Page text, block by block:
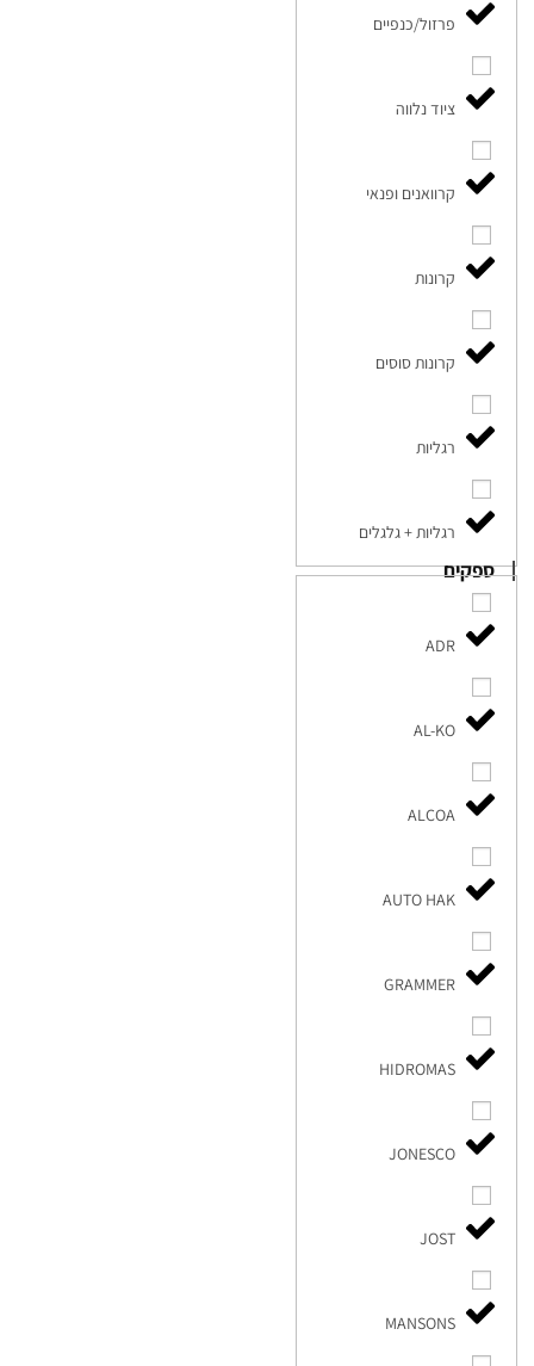
פרזול/כנפיים
ציוד נלווה
קרוואנים ופנאי
קרונות
קרונות סוסים
רגליות
רגליות + גלגלים
ספקים
ADR
AL-KO
ALCOA
AUTO HAK
GRAMMER
HIDROMAS
JONESCO
JOST
MANSONS